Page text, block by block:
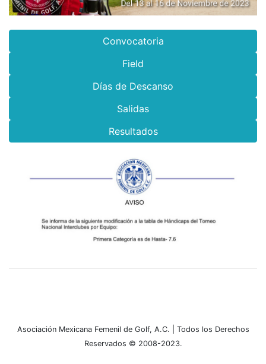
Convocatoria
Field
Días de Descanso
Salidas
Resultados
Asociación Mexicana Femenil de Golf, A.C. | Todos los Derechos
Reservados © 2008-2023.